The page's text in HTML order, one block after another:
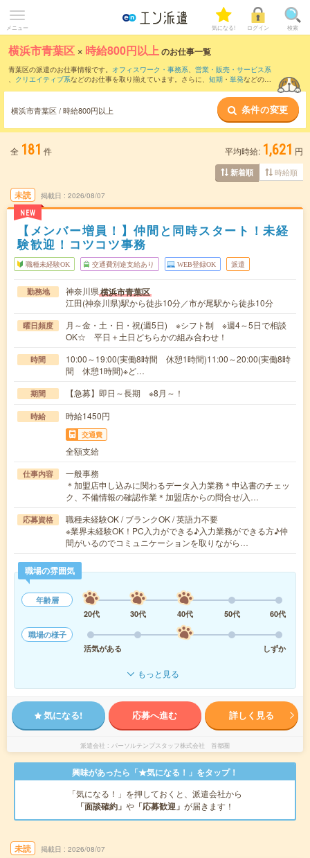
メニュー 気になる! ログイン 検索
横浜市青葉区 × 時給800円以上のお仕事一覧
青葉区の派遣のお仕事情報です。 オフィスワーク・事務系、 営業・販売・サービス系
、 クリエイティブ系などのお仕事を取り揃えています。さらに、 短期 ・ 単発などの期
時給1250円以上 ・1800円以上の求人はこちら
当サイトでは法令を遵守し、最低賃金以上の求人のみを掲載しています。
横浜市青葉区 / 時給800円以上 条件の変更
全 181 件 平均時給: 1,621 円
新着順 時給順
未読
NEW
掲載日 2026/08/07
【メンバー増員！】仲間と同時スタート！未経
験歓迎！コツコツ事務
職種未経験OK 交通費別途支給あり WEB登録OK 派遣
勤務地 神奈川県横浜市青葉区
江田(神奈川県)駅から徒歩10分／市が尾駅から徒歩10分
曜日頻度
月～金・土・日・祝(週5日) ※シフト制 ※週4～5日で相談
OK☆ 平日＋土日どちらかの組み合わせ！
時間
10:00～19:00(実働8時間 休憩1時間)11:00～20:00(実働8時
間 休憩1時間)※ど…
期間 【急募】即日～長期 ※8月～！
時給 時給1450円
交通費
全額支給
仕事内容
一般事務
＊加盟店申し込みに関わるデータ入力業務＊申込書のチェッ
ク、不備情報の確認作業＊加盟店からの問合せ/入…
応募資格
職種未経験OK / ブランクOK / 英語力不要
※業界未経験OK！PC入力ができる♪入力業務ができる方♪仲
間がいるのでコミュニケーションを取りながら…
職場の雰囲気
年齢層
20代
30代 40代 50代
60代
職場の様子
活気がある
しずか
もっと見る
気になる! 応募へ進む 詳しく見る
派遣会社 パーソルテンプスタッフ株式会社 首都圏
興味があったら「★気になる！」をタップ！
「気になる！」を押しておくと、派遣会社から
「面談確約」 や 「応募歓迎」 が届きます！
未読 掲載日 2026/08/07